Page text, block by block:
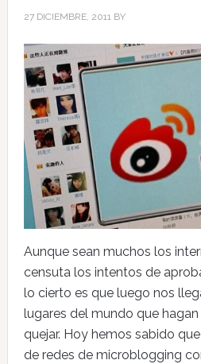
27 DICIEMBRE, 2011BY
Aunque sean muchos los
censuta los intentos de
lo cierto es que luego nos
lugares del mundo que
quejar. Hoy hemos sabido
de redes de microblogging